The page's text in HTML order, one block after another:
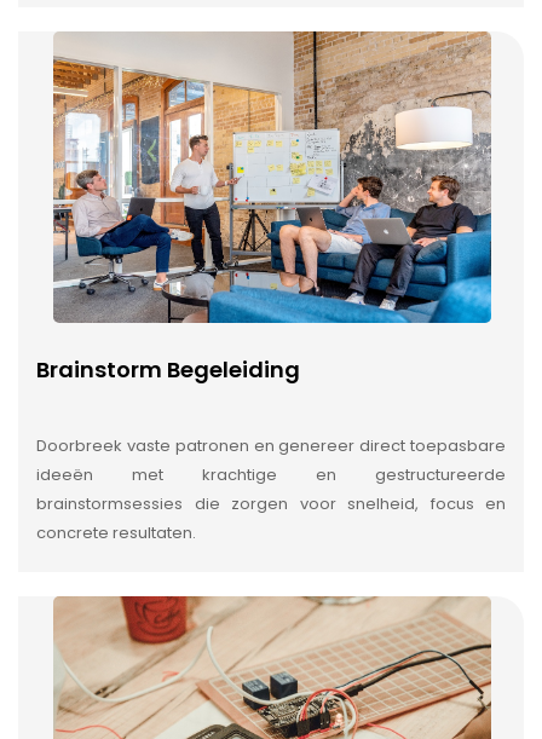
Brainstorm Begeleiding
Doorbreek vaste patronen en genereer direct toepasbare
ideeën met krachtige en gestructureerde
brainstormsessies die zorgen voor snelheid, focus en
concrete resultaten.